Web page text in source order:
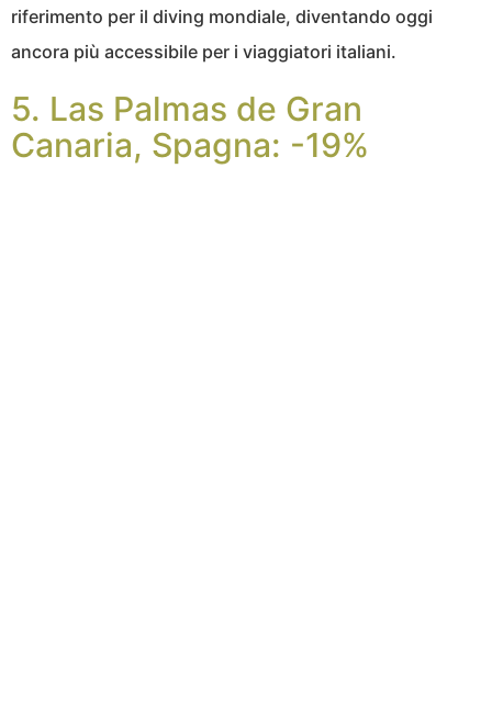
riferimento per il diving mondiale, diventando oggi
ancora più accessibile per i viaggiatori italiani.
5. Las Palmas de Gran
Canaria, Spagna: -19%